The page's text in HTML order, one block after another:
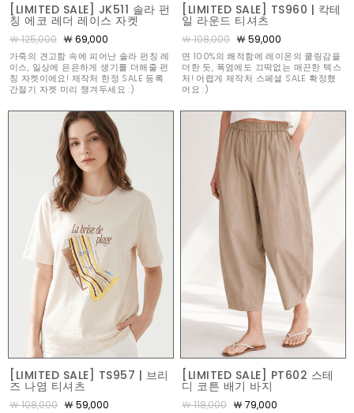
[LIMITED SALE] JK511 솔라 펀
칭 에코 레더 레이스 자켓
￦ 125,000 ￦ 69,000
가죽의 견고함 속에 피어난 솔라 펀칭 레
이스, 일상에 은은하게 생기를 더해줄 펀
칭 자켓이에요! 제작처 한정 SALE 등록
간절기 자켓 미리 챙겨두세요 :)
[LIMITED SALE] TS960 | 칵테
일 라운드 티셔츠
￦ 108,000 ￦ 59,000
면 100%의 쾌적함에 레이온의 쿨링감을
더한 듯, 폭염에도 끄떡없는 매끈한 텍스
처! 어렵게 제작처 스페셜 SALE 확정했
어요 :)
[LIMITED SALE] TS957 | 브리
즈 나염 티셔츠
￦ 108,000 ￦ 59,000
[LIMITED SALE] PT602 스테
디 코튼 배기 바지
￦ 118,000 ￦ 79,000